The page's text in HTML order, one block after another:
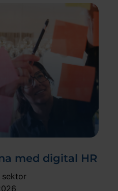
med digital HR
sektor